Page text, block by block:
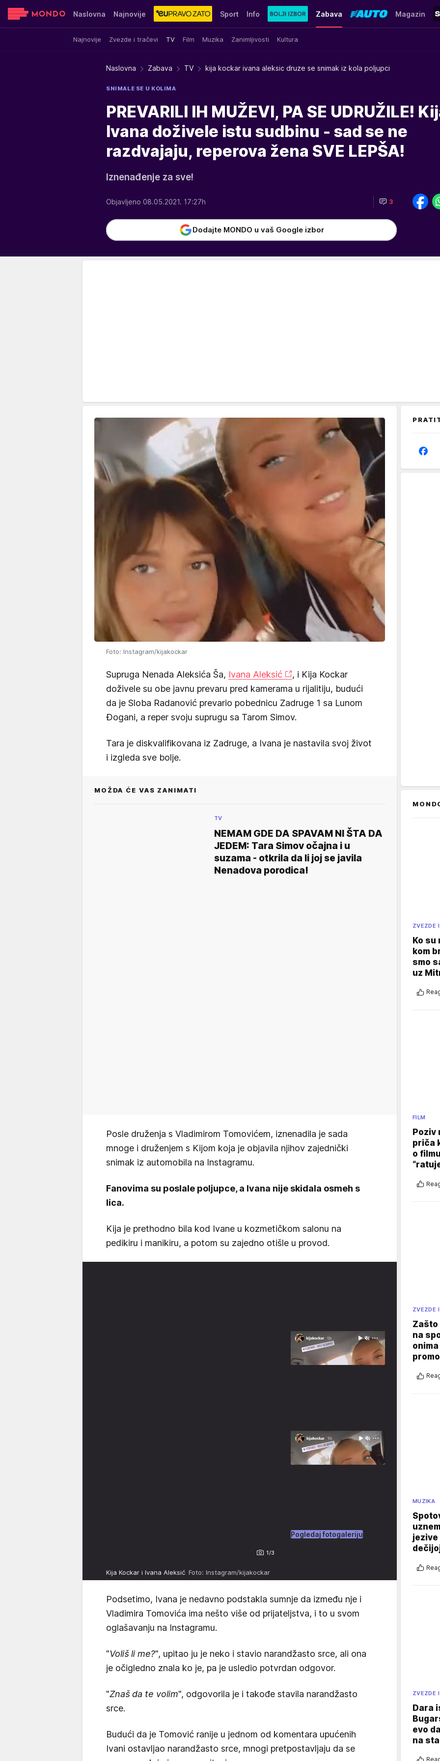
Naslovna Najnovije Sport Info Zabava
Najnovije Zvezde i tračevi TV Film Muzika Zanimljivosti Kultura
Magazin
Sensa Stvar ukusa Yumama
Naslovna Zabava TV kija kockar ivana aleksic druze se snimak iz kola poljupci
SNIMALE SE U KOLIMA
PREVARILI IH MUŽEVI, PA SE UDRUŽILE!
Ivana doživele istu sudbinu - sad se ne
razdvajaju, reperova žena SVE LEPŠA!
Iznenađenje za sve!
Objavljeno 08.05.2021. 17:27h 3
Dodajte MONDO u vaš Google izbor
Foto: Instagram/kijakockar
Supruga Nenada Aleksića Ša, Ivana Aleksić
, i Kija Kockar
doživele su obe javnu prevaru pred kamerama u rijalitiju, budući
da je Sloba Radanović prevario pobednicu Zadruge 1 sa Lunom
Đogani, a reper svoju suprugu sa Tarom Simov.
Tara je diskvalifikovana iz Zadruge, a Ivana je nastavila svoj život
i izgleda sve bolje.
MOŽDA ĆE VAS ZANIMATI
TV
NEMAM GDE DA SPAVAM NI ŠTA DA
JEDEM: Tara Simov očajna i u
suzama - otkrila da li joj se javila
Nenadova porodica!
Posle druženja s Vladimirom Tomovićem, iznenadila je sada
mnoge i druženjem s Kijom koja je objavila njihov zajednički
snimak iz automobila na Instagramu.
Fanovima su poslale poljupce, a Ivana nije skidala osmeh s
lica.
Kija je prethodno bila kod Ivane u kozmetičkom salonu na
pedikiru i manikiru, a potom su zajedno otišle u provod.
1/3
Pogledaj fotogaleriju
Kija Kockar i Ivana Aleksić Foto: Instagram/kijakockar
Podsetimo, Ivana je nedavno podstakla sumnje da između nje i
Vladimira Tomovića ima nešto više od prijateljstva, i to u svom
oglašavanju na Instagramu.
"Voliš li me?", upitao ju je neko i stavio narandžasto srce, ali ona
je očigledno znala ko je, pa je usledio potvrdan odgovor.
"Znaš da te volim", odgovorila je i takođe stavila narandžasto
srce.
Budući da je Tomović ranije u jednom od komentara upućenih
Ivani ostavljao narandžasto srce, mnogi pretpostavljaju da se
ZVEZDE
Ko su
kom
smo
uz
FILM
Poziv
priča
o
ZVEZDE
Zašto
na
MUZIKA
jezive
ZVEZDE
Dara
evo
na